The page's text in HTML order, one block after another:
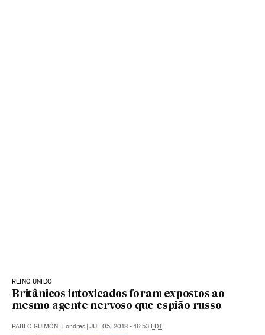
REINO UNIDO
Britânicos intoxicados foram expostos ao
mesmo agente nervoso que espião russo
PABLO GUIMÓN Londres JUL 05, 2018 - 16:53 EDT